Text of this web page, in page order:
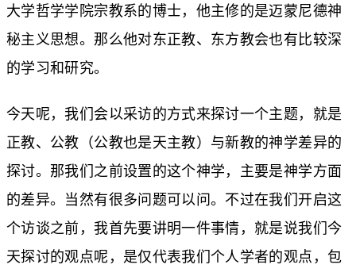
大学哲学学院宗教系的博士，他主修的是迈蒙尼德神
秘主义思想。那么他对东正教、东方教会也有比较深
的学习和研究。
今天呢，我们会以采访的方式来探讨一个主题，就是
正教、公教（公教也是天主教）与新教的神学差异的
探讨。那我们之前设置的这个神学，主要是神学方面
的差异。当然有很多问题可以问。不过在我们开启这
个访谈之前，我首先要讲明一件事情，就是说我们今
天探讨的观点呢，是仅代表我们个人学者的观点，包